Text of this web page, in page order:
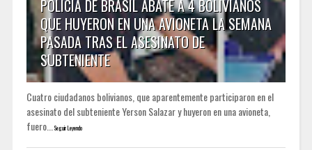
POLICÍA DE BRASIL ABATE A 4 BOLIVIANOS
QUE HUYERON EN UNA AVIONETA LA SEMANA
PASADA TRAS EL ASESINATO DE
SUBTENIENTE
Cuatro ciudadanos bolivianos, que aparentemente participaron en el
asesinato del subteniente Yerson Salazar y huyeron en una avioneta,
fuero...
Seguir Leyendo